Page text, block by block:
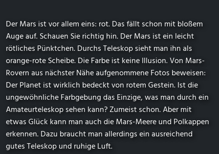
Der Mars ist vor allem eins: rot. Das fällt schon mit bloßem
Auge auf. Schauen Sie richtig hin. Der Mars ist ein leicht
rötliches Pünktchen. Durchs Teleskop sieht man ihn als
orange-rote Scheibe. Die Farbe ist keine Illusion. Von Mars-
Rovern aus nächster Nähe aufgenommene Fotos beweisen:
Der Planet ist wirklich bedeckt von rotem Gestein. Ist die
ungewöhnliche Farbgebung das Einzige, was man durch ein
Amateurteleskop sehen kann? Zumeist schon. Aber mit
etwas Glück kann man auch die Mars-Meere und Polkappen
erkennen. Dazu braucht man allerdings ein ausreichend
gutes Teleskop und ruhige Luft.